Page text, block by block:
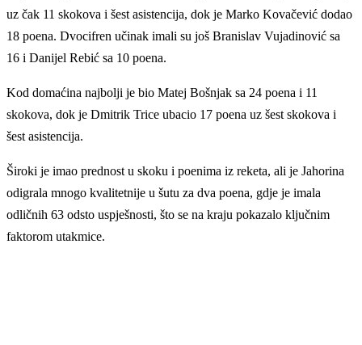
uz čak 11 skokova i šest asistencija, dok je Marko Kovačević dodao
18 poena. Dvocifren učinak imali su još Branislav Vujadinović sa
16 i Danijel Rebić sa 10 poena.
Kod domaćina najbolji je bio Matej Bošnjak sa 24 poena i 11
skokova, dok je Dmitrik Trice ubacio 17 poena uz šest skokova i
šest asistencija.
Široki je imao prednost u skoku i poenima iz reketa, ali je Jahorina
odigrala mnogo kvalitetnije u šutu za dva poena, gdje je imala
odličnih 63 odsto uspješnosti, što se na kraju pokazalo ključnim
faktorom utakmice.